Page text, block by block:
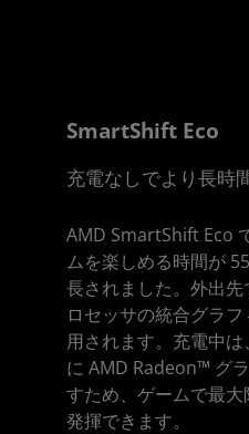
SmartShift Eco
充電なしでより長時
AMD SmartShift Eco
ムを楽しめる時間が
長されました。外出
ロセッサの統合グラ
用されます。充電中
に AMD Radeon™ グ
すため、ゲームで最
発揮できます。